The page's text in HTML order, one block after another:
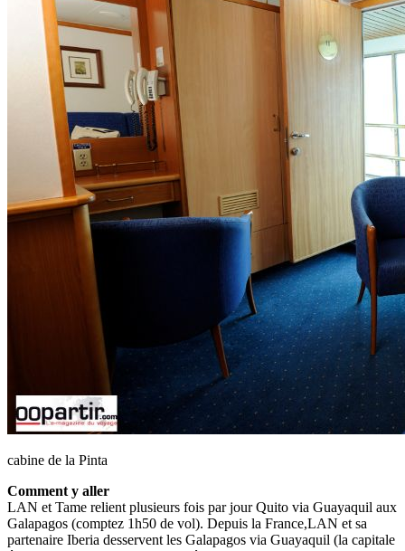
cabine de la Pinta
Comment y aller
LAN et Tame relient plusieurs fois par jour Quito via Guayaquil aux
Galapagos (comptez 1h50 de vol). Depuis la France,LAN et sa
partenaire Iberia desservent les Galapagos via Guayaquil (la capitale